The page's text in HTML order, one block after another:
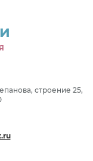
строение 25,